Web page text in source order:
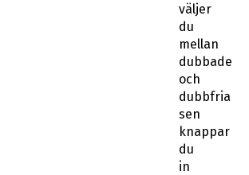
väljer
du
mellan
dubbade
och
dubbfria
sen
knappar
du
in